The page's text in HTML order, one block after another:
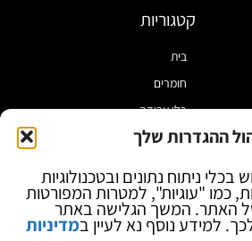
ההגדרות שלך
ניתוח נתונים ובטכנולוגיות
כמו "עוגיות", למטרות המפורטות
האתר. המשך הגלישה באתר
למידע נוסף נא לעיין במדיניות
קטגוריות
בית
חומרים
כלי עבודה
מוצרי הלחמה
ספקי כח ומודדים
ציוד אופטי להגדלה